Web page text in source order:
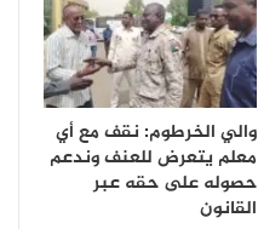
والي الخرطوم: نقف مع أي
معلم يتعرض للعنف وندعم
حصوله على حقه عبر
القانون